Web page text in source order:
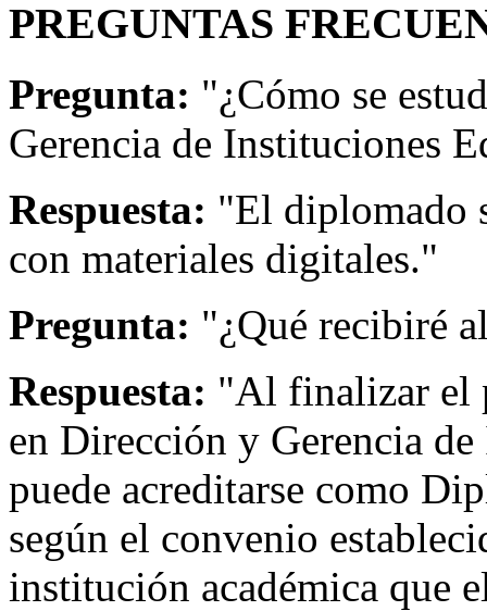
PREGUNTAS
Pregunta: "¿Cómo se
Gerencia de Instituciones
Respuesta: "El diplomado
con materiales digitales."
Pregunta: "¿Qué recibiré
Respuesta: "Al finalizar el
en Dirección y Gerencia
puede acreditarse como
según el convenio
institución académica que